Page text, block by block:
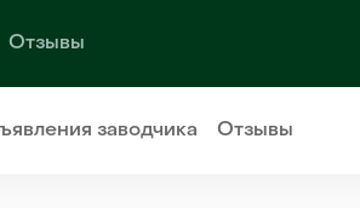
Отзывы
заводчика Отзывы